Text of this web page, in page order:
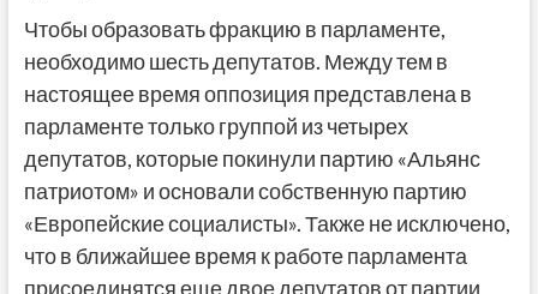
Чтобы образовать фракцию в парламенте,
необходимо шесть депутатов. Между тем в
настоящее время оппозиция представлена в
парламенте только группой из четырех
депутатов, которые покинули партию «Альянс
патриотом» и основали собственную партию
«Европейские социалисты». Также не исключено,
что в ближайшее время к работе парламента
присоединятся еще двое депутатов от партии